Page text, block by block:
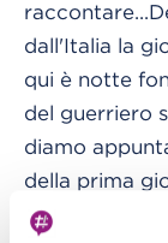
dall'Italia la
qui è notte
del guerriero
diamo
della prima